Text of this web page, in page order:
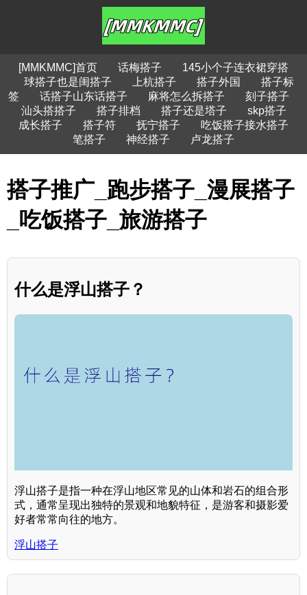
[MMKMMC]首页 话梅搭子
145小个子连衣裙穿搭
球搭子也是闺搭子
上杭搭子 搭子外国
搭子标
签
话搭子山东话搭子 麻将怎么拆搭子
刻子搭子
汕头搭搭子
搭子排档 搭子还是塔子
skp搭子
成长搭子
搭子符 抚宁搭子
吃饭搭子接水搭子
笔搭子
神经搭子 卢龙搭子
搭子推广_跑步搭子_漫展搭子
_吃饭搭子_旅游搭子
什么是浮山搭子？
浮山搭子是指一种在浮山地区常见的山体和岩石的组合形
式，通常呈现出独特的景观和地貌特征，是游客和摄影爱
好者常常向往的地方。
浮山搭子